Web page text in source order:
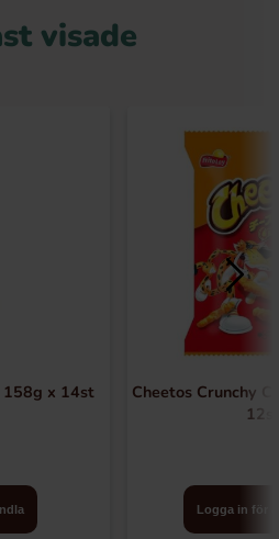
visade
158g x 14st
Cheetos Crunchy
12st
Logga in för